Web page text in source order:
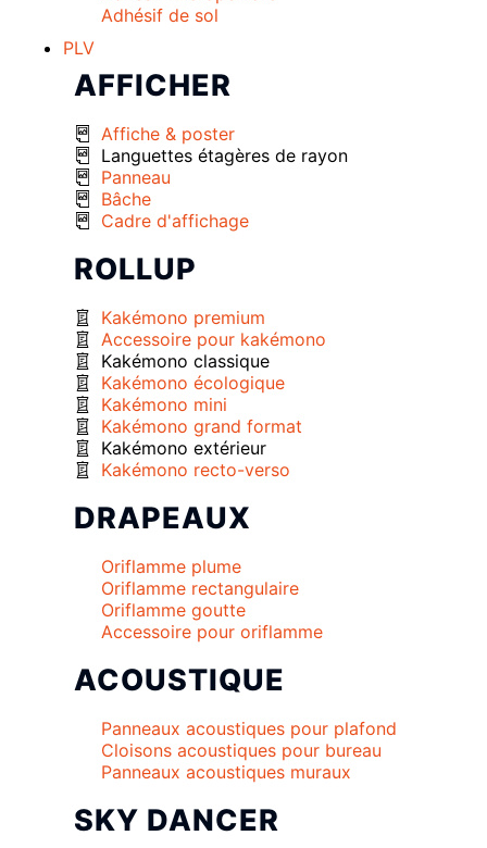
Adhésif de sol
PLV
AFFICHER
Affiche & poster
Languettes étagères de rayon
Panneau
Bâche
Cadre d'affichage
ROLLUP
Kakémono premium
Accessoire pour kakémono
Kakémono classique
Kakémono écologique
Kakémono mini
Kakémono grand format
Kakémono extérieur
Kakémono recto-verso
DRAPEAUX
Oriflamme plume
Oriflamme rectangulaire
Oriflamme goutte
Accessoire pour oriflamme
ACOUSTIQUE
Panneaux acoustiques pour plafond
Cloisons acoustiques pour bureau
Panneaux acoustiques muraux
SKY DANCER